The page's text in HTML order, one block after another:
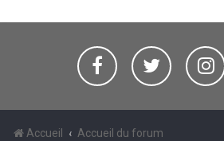
Accueil Accueil du forum